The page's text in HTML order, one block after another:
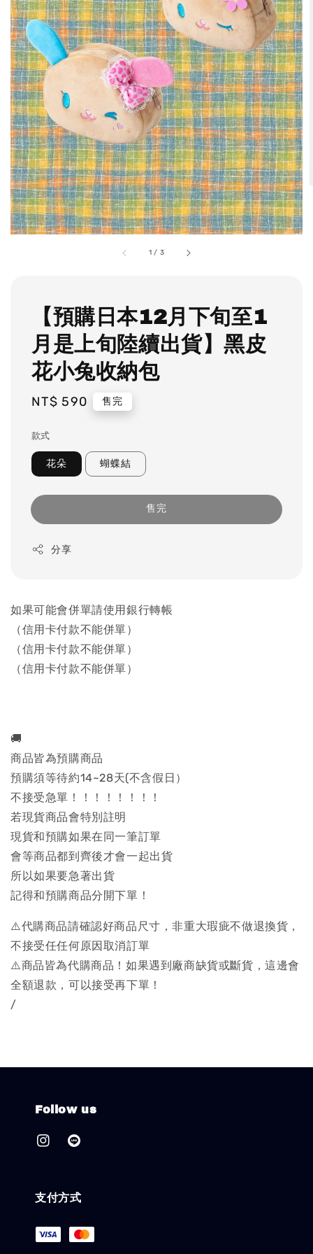
1 / 3
【預購日本12月下旬至1
月是上旬陸續出貨】黑皮
花小兔收納包
Regular
NT$ 590 售完
款式
花朵 蝴蝶結
售完
分享
如果可能會併單請使用銀行轉帳
（信用卡付款不能併單）
（信用卡付款不能併單）
（信用卡付款不能併單）
🚚
商品皆為預購商品
預購須等待約14~28天(不含假日）
不接受急單！！！！！！！！
若現貨商品會特別註明
現貨和預購如果在同一筆訂單
會等商品都到齊後才會一起出貨
所以如果要急著出貨
記得和預購商品分開下單！
⚠️代購商品請確認好商品尺寸，非重大瑕疵不做退換貨，
不接受任任何原因取消訂單
⚠️商品皆為代購商品！如果遇到廠商缺貨或斷貨，這邊會
全額退款，可以接受再下單！
/
Follow us
支付方式